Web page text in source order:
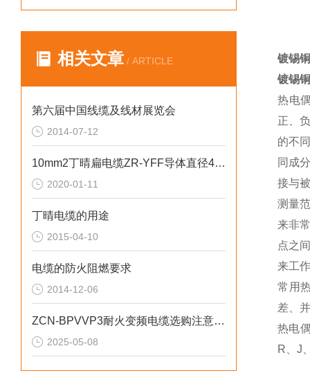
相关文章 / ARTICLE
第六届中国线缆及线材展览会
2014-07-12
10mm2丁晴扁电缆ZR-YFF导体直径4.0mm
2020-01-11
丁晴电缆的用途
2015-04-10
电缆的防火阻燃要求
2014-12-06
ZCN-BPVVP3耐火变频电缆选购注意事项
2025-05-08
镀锡
镀锡
热电
正、
的不
同成
接与
测量
来非
点之
来工
常用
差、
热电
R、J